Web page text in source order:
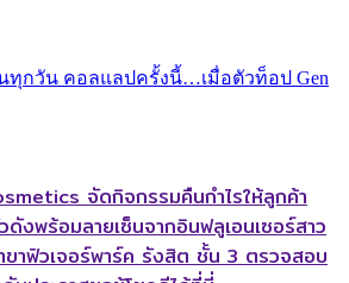
ทุกวัน คอลแลปครั้งนี้…เมื่อตัวท็อป Gen